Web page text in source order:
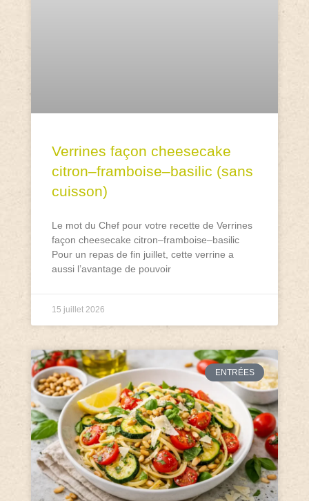
Verrines façon cheesecake
citron–framboise–basilic (sans
cuisson)
Le mot du Chef pour votre recette de Verrines
façon cheesecake citron–framboise–basilic
Pour un repas de fin juillet, cette verrine a
aussi l’avantage de pouvoir
15 juillet 2026
ENTRÉES